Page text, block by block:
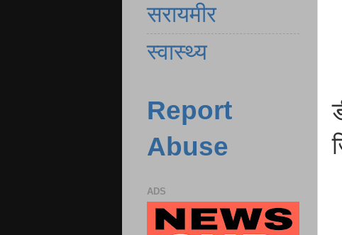
सरायमीर
स्वास्थ्य
Report
Abuse
ADS